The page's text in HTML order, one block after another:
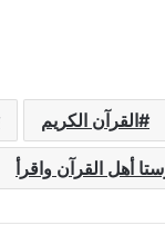
القرآن الكريم
أهل القرآن واقرأ